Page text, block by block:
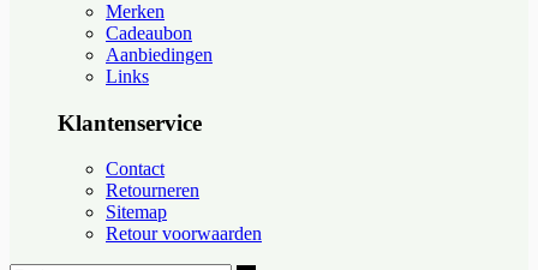
Merken
Cadeaubon
Aanbiedingen
Links
Klantenservice
Contact
Retourneren
Sitemap
Retour voorwaarden